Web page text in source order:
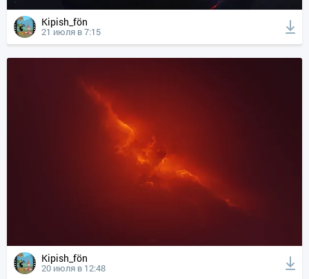
Kipish_fön
21 июля в 7:15
Kipish_fön
20 июля в 12:48